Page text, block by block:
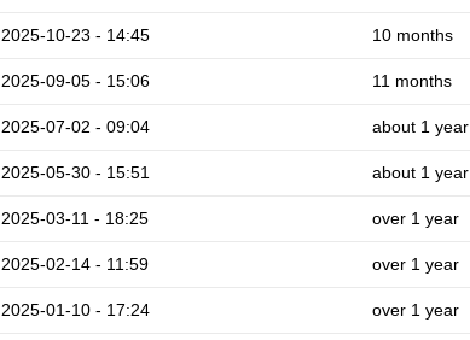
2025-10-23 - 14:45 10 months
2025-09-05 - 15:06 11 months
2025-07-02 - 09:04 about 1 year
2025-05-30 - 15:51 about 1 year
2025-03-11 - 18:25 over 1 year
2025-02-14 - 11:59 over 1 year
2025-01-10 - 17:24 over 1 year